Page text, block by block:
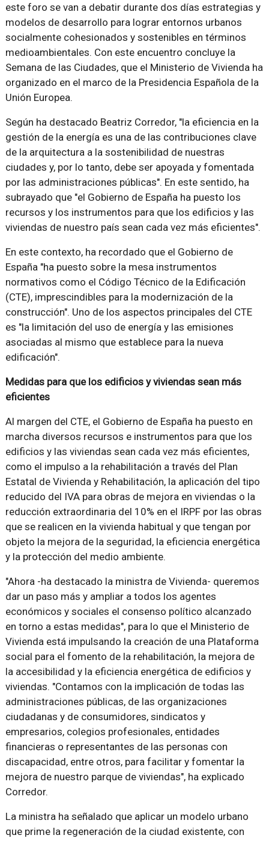
este foro se van a debatir durante dos días estrategias y
modelos de desarrollo para lograr entornos urbanos
socialmente cohesionados y sostenibles en términos
medioambientales. Con este encuentro concluye la
Semana de las Ciudades, que el Ministerio de Vivienda ha
organizado en el marco de la Presidencia Española de la
Unión Europea.
Según ha destacado Beatriz Corredor, "la eficiencia en la
gestión de la energía es una de las contribuciones clave
de la arquitectura a la sostenibilidad de nuestras
ciudades y, por lo tanto, debe ser apoyada y fomentada
por las administraciones públicas". En este sentido, ha
subrayado que "el Gobierno de España ha puesto los
recursos y los instrumentos para que los edificios y las
viviendas de nuestro país sean cada vez más eficientes".
En este contexto, ha recordado que el Gobierno de
España "ha puesto sobre la mesa instrumentos
normativos como el Código Técnico de la Edificación
(CTE), imprescindibles para la modernización de la
construcción". Uno de los aspectos principales del CTE
es "la limitación del uso de energía y las emisiones
asociadas al mismo que establece para la nueva
edificación".
Medidas para que los edificios y viviendas sean más
eficientes
Al margen del CTE, el Gobierno de España ha puesto en
marcha diversos recursos e instrumentos para que los
edificios y las viviendas sean cada vez más eficientes,
como el impulso a la rehabilitación a través del Plan
Estatal de Vivienda y Rehabilitación, la aplicación del tipo
reducido del IVA para obras de mejora en viviendas o la
reducción extraordinaria del 10% en el IRPF por las obras
que se realicen en la vivienda habitual y que tengan por
objeto la mejora de la seguridad, la eficiencia energética
y la protección del medio ambiente.
"Ahora -ha destacado la ministra de Vivienda- queremos
dar un paso más y ampliar a todos los agentes
económicos y sociales el consenso político alcanzado
en torno a estas medidas", para lo que el Ministerio de
Vivienda está impulsando la creación de una Plataforma
social para el fomento de la rehabilitación, la mejora de
la accesibilidad y la eficiencia energética de edificios y
viviendas. "Contamos con la implicación de todas las
administraciones públicas, de las organizaciones
ciudadanas y de consumidores, sindicatos y
empresarios, colegios profesionales, entidades
financieras o representantes de las personas con
discapacidad, entre otros, para facilitar y fomentar la
mejora de nuestro parque de viviendas", ha explicado
Corredor.
La ministra ha señalado que aplicar un modelo urbano
que prime la regeneración de la ciudad existente, con